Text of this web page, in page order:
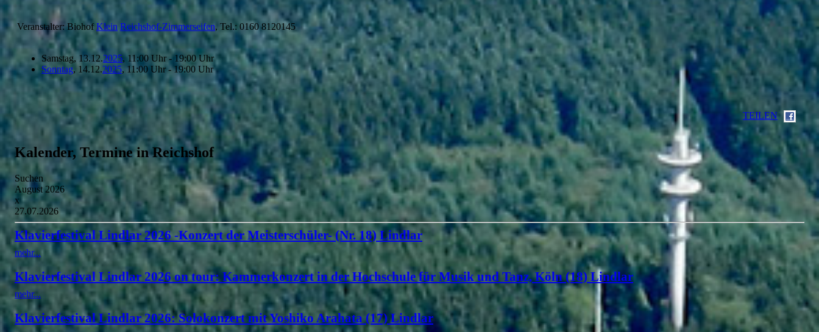
Veranstalter: BiohofKlein Reichshof-Zimmerseifen, Tel.: 0160 8120145
Samstag, 13.12.2025, 11:00 Uhr - 19:00 Uhr
Sonntag, 14.12.2025, 11:00 Uhr - 19:00 Uhr
TEILEN
Kalender, Termine in Reichshof
Suchen
August 2026
x
27.07.2026
Klavierfestival Lindlar 2026 -Konzert der Meisterschüler- (Nr. 18) Lindlar
mehr...
Klavierfestival Lindlar 2026 on tour: Kammerkonzert in der Hochschule für Musik und Tanz, Köln (18) Lindlar
mehr...
Klavierfestival Lindlar 2026: Solokonzert mit Yoshiko Arahata (17) Lindlar